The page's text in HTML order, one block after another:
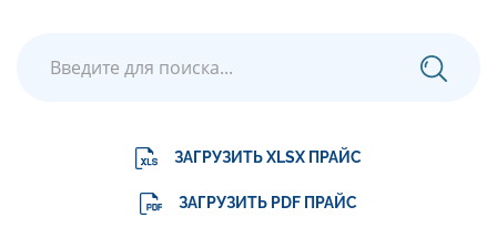
ЗАГРУЗИТЬ XLSX ПРАЙС
ЗАГРУЗИТЬ PDF ПРАЙС